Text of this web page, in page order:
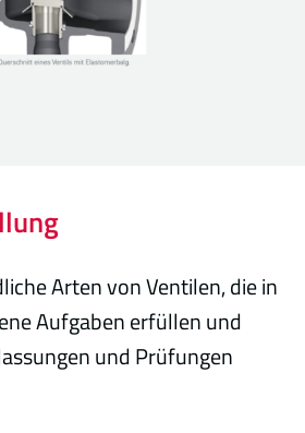
Arten von Ventilen, die in
Aufgaben erfüllen und
und Prüfungen